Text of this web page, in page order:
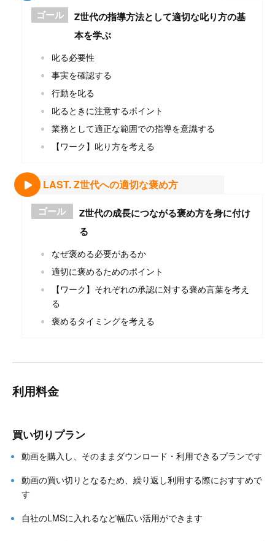
ゴール
Z世代の指導方法として適切な叱り方の基
本を学ぶ
叱る必要性
事実を確認する
行動を叱る
叱るときに注意するポイント
業務として適正な範囲での指導を意識する
【ワーク】叱り方を考える
LAST. Z世代への適切な褒め方
ゴール
Z世代の成長につながる褒め方を身に付け
る
なぜ褒める必要があるか
適切に褒めるためのポイント
【ワーク】それぞれの承認に対する褒め言葉を考え
る
褒めるタイミングを考える
利用料金
買い切りプラン
動画を購入し、そのままダウンロード・利用できるプランです
動画の買い切りとなるため、繰り返し利用する際におすすめで
す
自社のLMSに入れるなど幅広い活用ができます